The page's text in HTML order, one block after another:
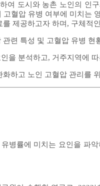
여 도시와 농촌 노인의 인
혈압 유병 여부에 미치는
제공하고자 하며, 구체적
련 특성 및 고혈압 유병 현
을 분석하고, 거주지역에
하고 노인 고혈압 관리를
병률에 미치는 요인을 파